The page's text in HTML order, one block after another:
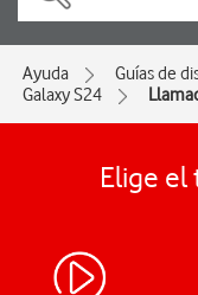
Ayuda Guías de
Galaxy S24
Elige el